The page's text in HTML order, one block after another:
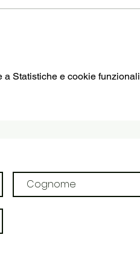
a Statistiche e cookie